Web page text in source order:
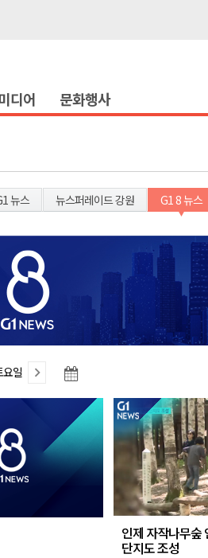
조트
중"
트
"
디어 문화행사
뉴스 뉴스퍼레이드 강원 G1 8 뉴스
일
인제 자작나무숲
단지도 조성